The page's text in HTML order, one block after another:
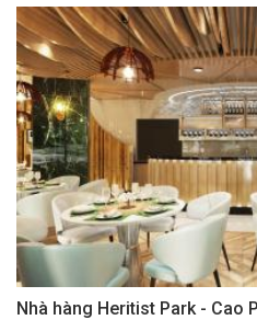
Nhà hàng Heritist Park - Cao